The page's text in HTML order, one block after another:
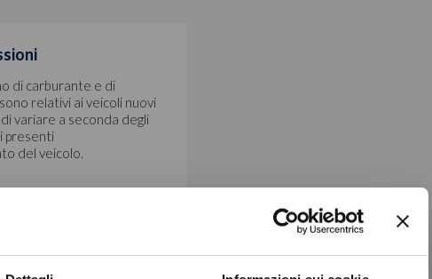
di carburante e di
relativi ai veicoli nuovi
variare a seconda degli
presenti
del veicolo.